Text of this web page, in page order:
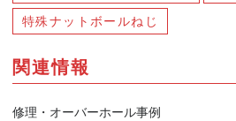
特殊ナットボールねじ
関連情報
修理・オーバーホール事例